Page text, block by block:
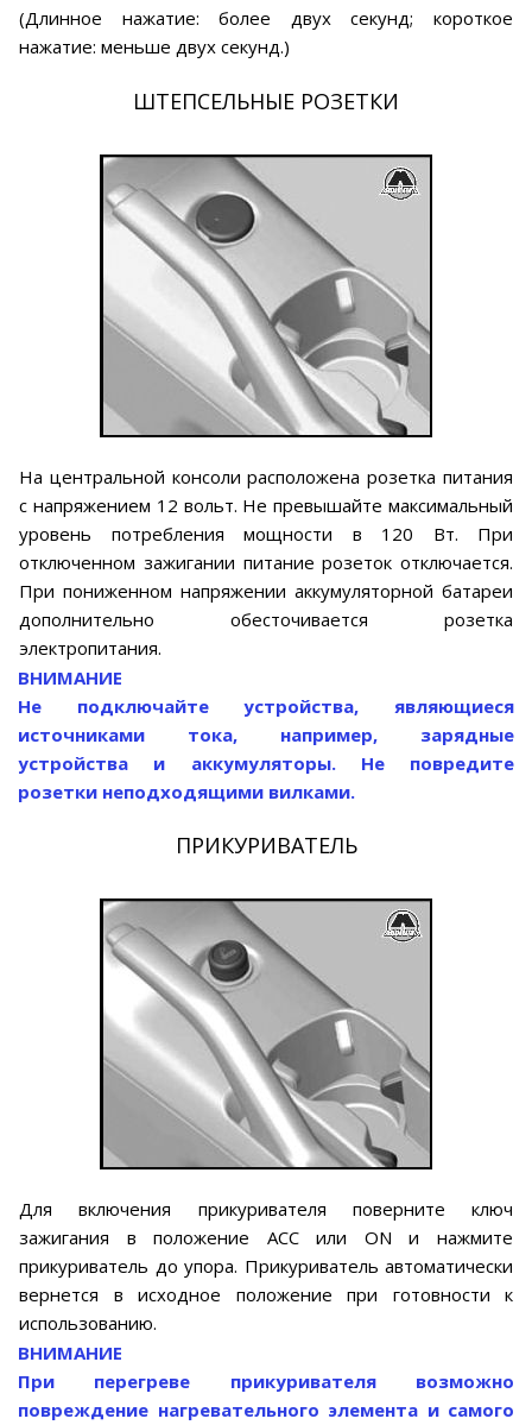
(Длинное нажатие: более двух секунд; короткое
нажатие: меньше двух секунд.)
ШТЕПСЕЛЬНЫЕ РОЗЕТКИ
На центральной консоли расположена розетка питания
с напряжением 12 вольт. Не превышайте максимальный
уровень потребления мощности в 120 Вт. При
отключенном зажигании питание розеток отключается.
При пониженном напряжении аккумуляторной батареи
дополнительно обесточивается розетка
электропитания.
ВНИМАНИЕ
Не подключайте устройства, являющиеся
источниками тока, например, зарядные
устройства и аккумуляторы. Не повредите
розетки неподходящими вилками.
ПРИКУРИВАТЕЛЬ
Для включения прикуривателя поверните ключ
зажигания в положение АСС или ON и нажмите
прикуриватель до упора. Прикуриватель автоматически
вернется в исходное положение при готовности к
использованию.
ВНИМАНИЕ
При перегреве прикуривателя возможно
повреждение нагревательного элемента и самого